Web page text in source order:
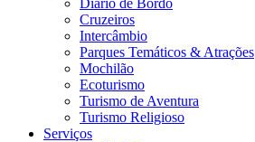
Diário de Bordo
Cruzeiros
Intercâmbio
Parques Temáticos & Atrações
Mochilão
Ecoturismo
Turismo de Aventura
Turismo Religioso
Serviços